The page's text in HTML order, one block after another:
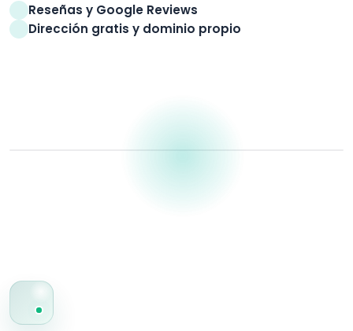
Reseñas y Google Reviews
Dirección gratis y dominio propio